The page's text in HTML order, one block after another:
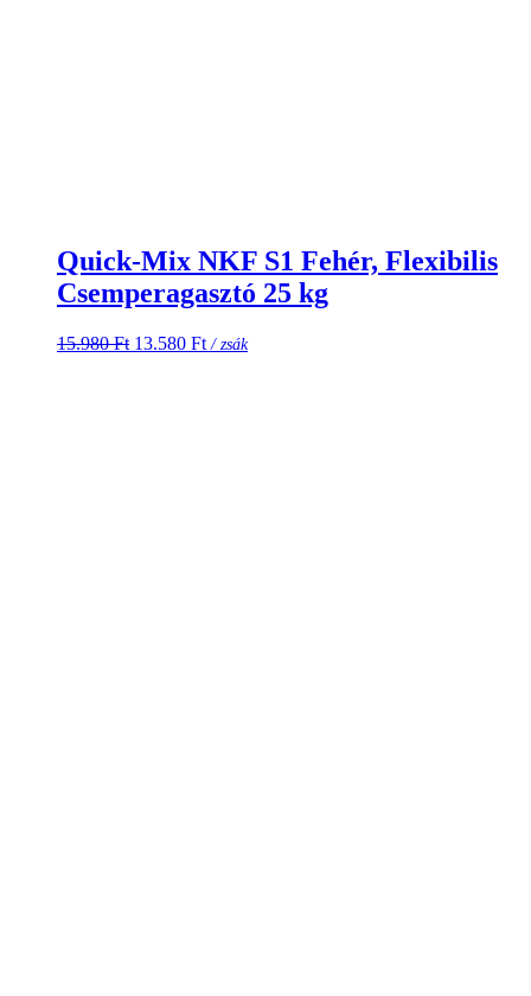
Quick-Mix NKF S1 Fehér, Flexibilis
Csemperagasztó 25 kg
15.980Ft Original
13.580 FtCurrent
/ zsák